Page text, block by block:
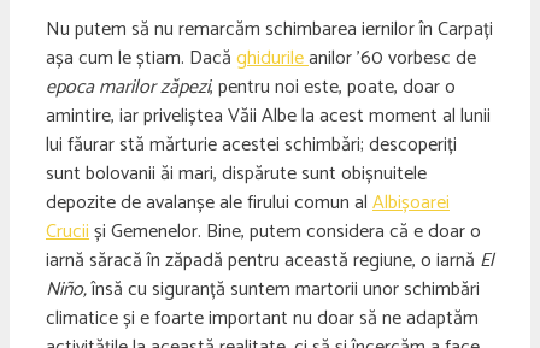
Nu putem să nu remarcăm schimbarea iernilor în Carpați
așa cum le știam. Dacăghidurileanilor ’60 vorbesc de
epoca marilor zăpezi, pentru noi este, poate, doar o
amintire, iar priveliștea Văii Albe la acest moment al lunii
lui făurar stă mărturie acestei schimbări; descoperiți
sunt bolovanii ăi mari, dispărute sunt obișnuitele
depozite de avalanșe ale firului comun alAlbișoarei
Cruciiși Gemenelor. Bine, putem considera că e doar o
iarnă săracă în zăpadă pentru această regiune, o iarnă El
Niño,însă cu siguranță suntem martorii unor schimbări
climatice și e foarte important nu doar să ne adaptăm